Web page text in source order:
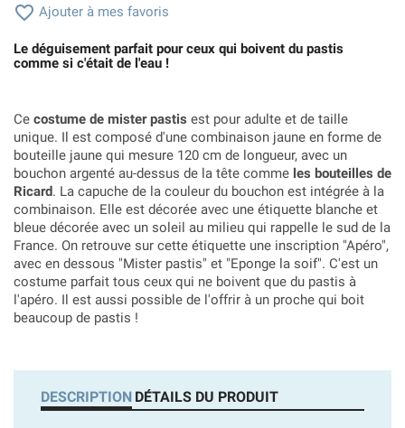
 Ajouter à mes favoris
Le déguisement parfait pour ceux qui boivent du pastis
comme si c'était de l'eau !
Ce costume de mister pastis est pour adulte et de taille
unique. Il est composé d'une combinaison jaune en forme de
bouteille jaune qui mesure 120 cm de longueur, avec un
bouchon argenté au-dessus de la tête comme les bouteilles de
Ricard. La capuche de la couleur du bouchon est intégrée à la
combinaison. Elle est décorée avec une étiquette blanche et
bleue décorée avec un soleil au milieu qui rappelle le sud de la
France. On retrouve sur cette étiquette une inscription "Apéro",
avec en dessous "Mister pastis" et "Eponge la soif". C'est un
costume parfait tous ceux qui ne boivent que du pastis à
l'apéro. Il est aussi possible de l'offrir à un proche qui boit
beaucoup de pastis !
DESCRIPTION DÉTAILS DU PRODUIT